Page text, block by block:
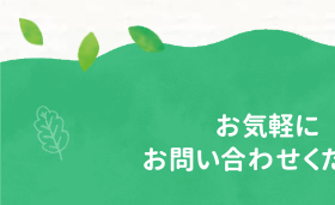
お気軽に
お問い合わせく